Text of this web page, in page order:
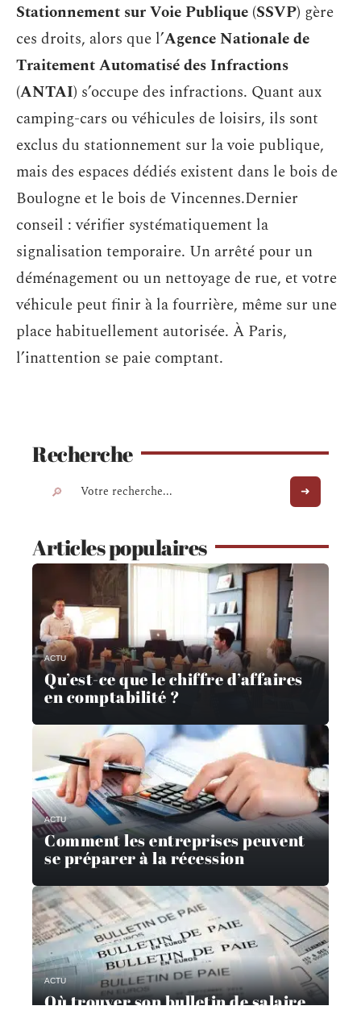
Stationnement sur Voie Publique (SSVP) gère
ces droits, alors que l’Agence Nationale de
Traitement Automatisé des Infractions
(ANTAI) s’occupe des infractions. Quant aux
camping-cars ou véhicules de loisirs, ils sont
exclus du stationnement sur la voie publique,
mais des espaces dédiés existent dans le bois de
Boulogne et le bois de Vincennes.Dernier
conseil : vérifier systématiquement la
signalisation temporaire. Un arrêté pour un
déménagement ou un nettoyage de rue, et votre
véhicule peut finir à la fourrière, même sur une
place habituellement autorisée. À Paris,
l’inattention se paie comptant.
Recherche
Articles populaires
ACTU
Qu’est-ce que le chiffre d’affaires
en comptabilité ?
ACTU
Comment les entreprises peuvent
se préparer à la récession
ACTU
Où trouver son bulletin de salaire